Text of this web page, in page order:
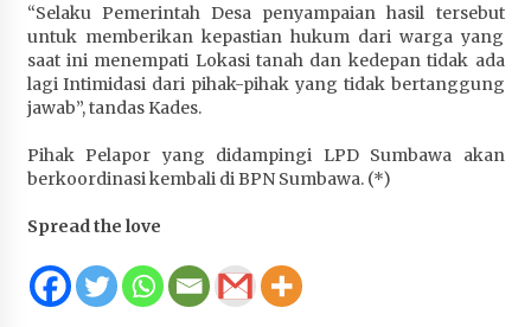
“Selaku Pemerintah Desa penyampaian hasil tersebut
untuk memberikan kepastian hukum dari warga yang
saat ini menempati Lokasi tanah dan kedepan tidak ada
lagi Intimidasi dari pihak-pihak yang tidak bertanggung
jawab”, tandas Kades.
Pihak Pelapor yang didampingi LPD Sumbawa akan
berkoordinasi kembali di BPN Sumbawa. (*)
Spread the love